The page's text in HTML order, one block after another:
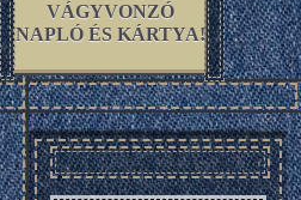
VÁGYVONZÓ
NAPLÓ ÉS KÁRTYA!